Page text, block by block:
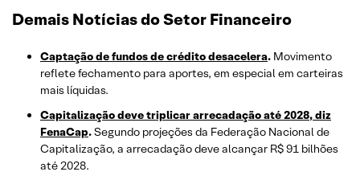
Demais Notícias do Setor Financeiro
Captação de fundos de crédito desacelera. Movimento
reflete fechamento para aportes, em especial em carteiras
mais líquidas.
Capitalização deve triplicar arrecadação até 2028, diz
FenaCap.Segundo projeções da Federação Nacional de
Capitalização, a arrecadação deve alcançar R$ 91 bilhões
até 2028.